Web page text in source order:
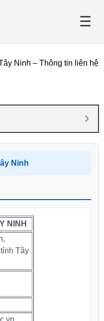
☰
Ninh – Thông tin liên hệ
Ninh
NINH
Tây